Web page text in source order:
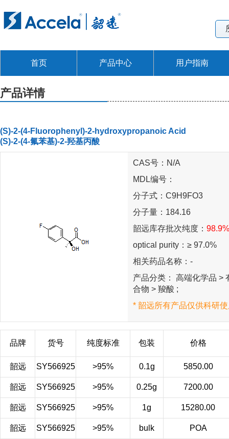
首页 产品中心 用户指南
产品详情
(S)-2-(4-Fluorophenyl)-2-hydroxypropanoic Acid
(S)-2-(4-氟苯基)-2-羟基丙酸
CAS号：N/A
MDL编号：
分子式：C9H9FO3
分子量：184.16
韶远库存批次纯度：
optical purity：≥ 97.0%
相关药品名称：-
产品分类： 高端化学品 >
合物 > 羧酸 ;
* 韶远所有产品仅供科研
品牌 货号 纯度标准 包装 价格
韶远 SY566925 >95% 0.1g 5850.00
韶远 SY566925 >95% 0.25g 7200.00
韶远 SY566925 >95% 1g 15280.00
韶远 SY566925 >95% bulk POA